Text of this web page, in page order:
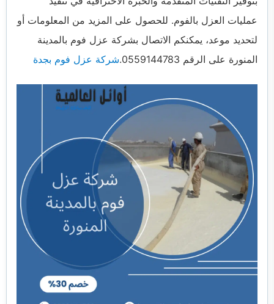
عمليات العزل بالفوم. للحصول على المزيد من المعلومات أو
لتحديد موعد، يمكنكم الاتصال بشركة عزل فوم بالمدينة
المنورة على الرقم 0559144783.
شركة عزل فوم بجدة